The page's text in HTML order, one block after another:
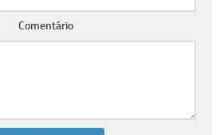
Comentário